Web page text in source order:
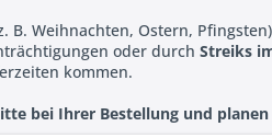
B. Weihnachten, Ostern,
oder durch Streiks
kommen.
bei Ihrer Bestellung und